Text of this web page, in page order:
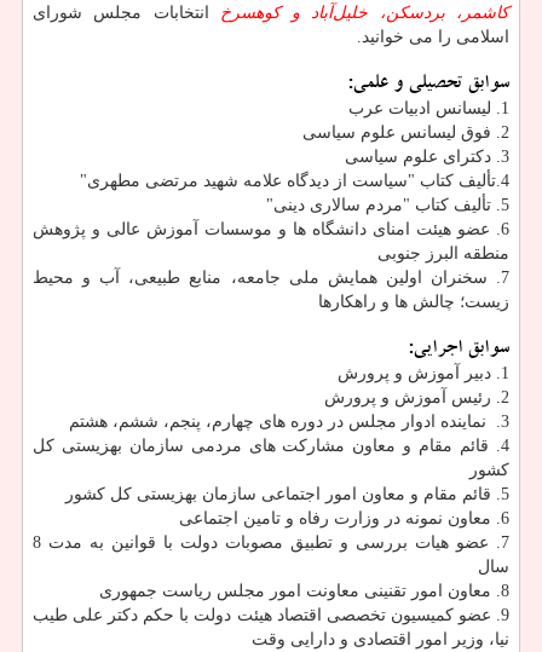
کاشمر، بردسکن، خلیل‌آباد و کوهسرخ انتخابات مجلس شورای
اسلامی را می خوانید.
سوابق تحصیلی و علمی:
1. لیسانس ادبیات عرب
2. فوق لیسانس علوم سیاسی
3. دکترای علوم سیاسی
4.تألیف کتاب "سیاست از دیدگاه علامه شهید مرتضی مطهری"
5. تألیف کتاب "مردم سالاری دینی"
6. عضو هیئت امنای دانشگاه ها و موسسات آموزش عالی و پژوهش
منطقه البرز جنوبی
7. سخنران اولین همایش ملی جامعه، منابع طبیعی، آب و محیط
زیست؛ چالش ها و راهکارها
سوابق اجرایی:
1. دبیر آموزش و پرورش
2. رئیس آموزش و پرورش
3. نماینده ادوار مجلس در دوره های چهارم، پنجم، ششم، هشتم
4. قائم مقام و معاون مشاركت های مردمی سازمان بهزیستی كل
كشور
5. قائم مقام و معاون امور اجتماعی سازمان بهزیستی کل کشور
6. معاون نمونه در وزارت رفاه و تامین اجتماعی
7. عضو هیات بررسی و تطبیق مصوبات دولت با قوانین به مدت 8
سال
8. معاون امور تقنینی معاونت امور مجلس ریاست جمهوری
9. عضو کمیسیون تخصصی اقتصاد هیئت دولت با حکم دکتر علی طیب
نیا، وزیر امور اقتصادی و دارایی وقت